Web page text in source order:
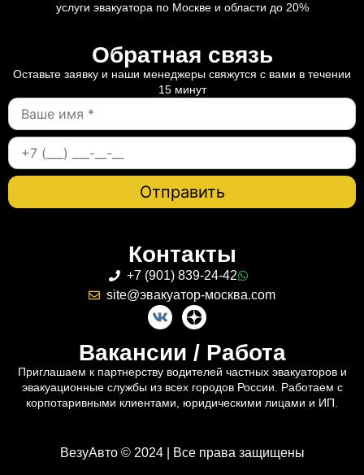
услуги эвакуатора по Москве и области до 20%
Обратная связь
Оставьте заявку и наши менеджеры свяжутся с вами в течении
15 минут
Контакты
+7 (901) 839-24-42
site@эвакуатор-москва.com
Вакансии / Работа
Приглашаем к партнерству водителей частных эвакуаторов и
эвакуационные службы из всех городов России. Работаем с
корпотаривными клиентами, юридическими лицами и ИП.
ВезуАвто © 2024 | Все права защищены